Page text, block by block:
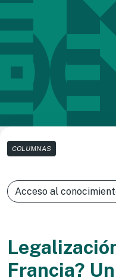
COLUMNAS
Acceso al
Francia?